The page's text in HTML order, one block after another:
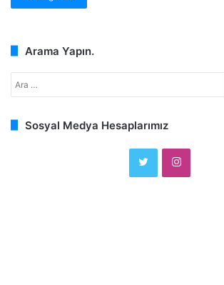
Arama Yapın.
Sosyal Medya Hesaplarımız
TwitterInstagram